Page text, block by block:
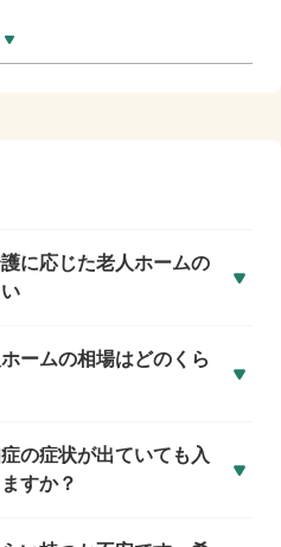
に応じた老人ホームの
ームの相場はどのくら
の症状が出ていても入
すか？